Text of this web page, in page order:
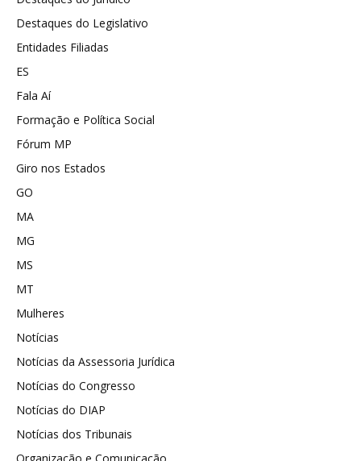
Destaques do Legislativo
Entidades Filiadas
ES
Fala Aí
Formação e Política Social
Fórum MP
Giro nos Estados
GO
MA
MG
MS
MT
Mulheres
Notícias
Notícias da Assessoria Jurídica
Notícias do Congresso
Notícias do DIAP
Notícias dos Tribunais